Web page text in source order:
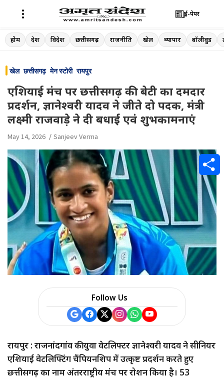
Skip
to
ई-पेपर
होम देश विदेश छत्तीसगढ़ राजनीति खेल व्यापार बॉलीवुड
खेल छत्तीसगढ़ मेन स्टोरी रायपुर
एशियाई मंच पर छत्तीसगढ़ की बेटी का दमदार
प्रदर्शन, ज्ञानेश्वरी यादव ने जीते दो पदक, मंत्री
लक्ष्मी राजवाड़े ने दी बधाई एवं शुभकामनाएं
May 14, 2026 Sanjeev Verma
Follow Us
रायपुर : राजनांदगांव की युवा वेटलिफ्टर ज्ञानेश्वरी यादव ने सीनियर
एशियाई वेटलिफ्टिंग चैंपियनशिप में उत्कृष्ट प्रदर्शन करते हुए
छत्तीसगढ़ का नाम अंतरराष्ट्रीय मंच पर रोशन किया है। 53
S
h
a
r
e